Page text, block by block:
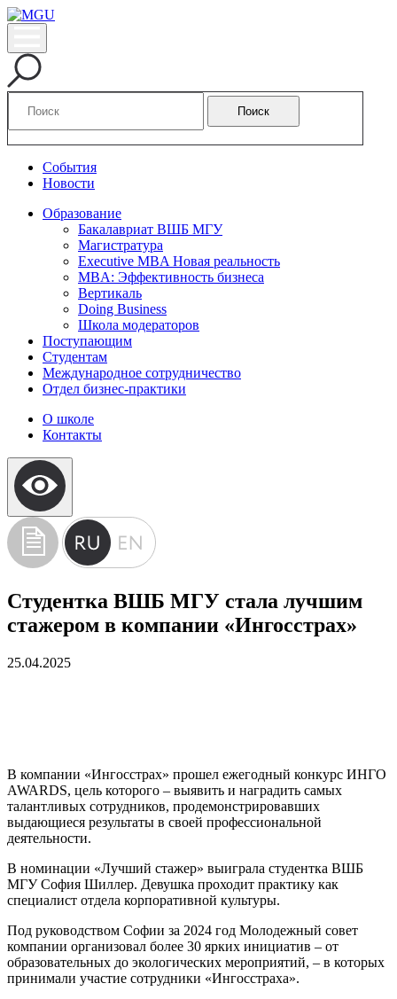
Поиск
События
Новости
Образование
Бакалавриат ВШБ МГУ
Магистратура
Executive MBA Новая реальность
MBA: Эффективность бизнеса
Вертикаль
Doing Business
Школа модераторов
Поступающим
Студентам
Международное сотрудничество
Отдел бизнес-практики
О школе
Контакты
Студентка ВШБ МГУ стала лучшим
стажером в компании «Ингосстрах»
25.04.2025
В компании «Ингосстрах» прошел ежегодный конкурс ИНГО
AWARDS, цель которого – выявить и наградить самых
талантливых сотрудников, продемонстрировавших
выдающиеся результаты в своей профессиональной
деятельности.
В номинации «Лучший стажер» выиграла студентка ВШБ
МГУ София Шиллер. Девушка проходит практику как
специалист отдела корпоративной культуры.
Под руководством Софии за 2024 год Молодежный совет
компании организовал более 30 ярких инициатив – от
образовательных до экологических мероприятий, – в которых
принимали участие сотрудники «Ингосстраха».